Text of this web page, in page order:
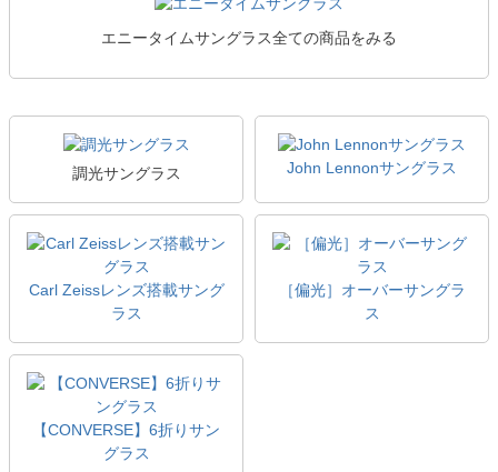
エニータイムサングラス全ての商品をみる
調光サングラス John Lennonサングラス
Carl Zeissレンズ搭載サング
ラス
［偏光］オーバーサングラ
ス
【CONVERSE】6折りサン
グラス